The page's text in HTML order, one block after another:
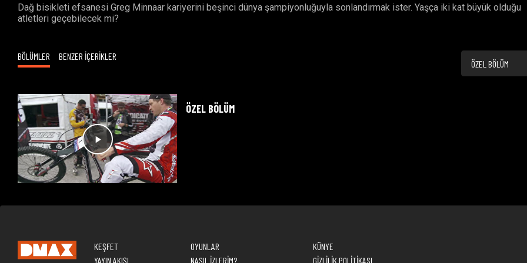
Dağ bisikleti efsanesi Greg Minnaar kariyerini beşinci dünya şampiyonluğuyla sonlandırmak ister. Yaşça iki kat büyük olduğu
atletleri geçebilecek mi?
BÖLÜMLER BENZER İÇERİKLER
ÖZEL BÖLÜM
ÖZEL BÖLÜM
KEŞFET
YAYIN AKIŞI
OYUNLAR
NASIL İZLERİM?
KÜNYE
GİZLİLİK POLİTİKASI